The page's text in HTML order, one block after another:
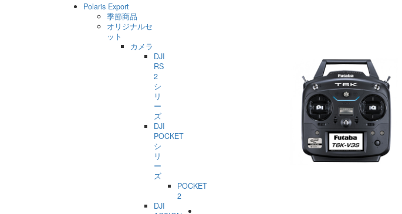
Polaris Export
季節商品
オリジナルセ
ット
カメラ
DJI
RS
2
シ
リ
ー
ズ
DJI
POCKET
シ
リ
ー
ズ
POCKET
2
DJI